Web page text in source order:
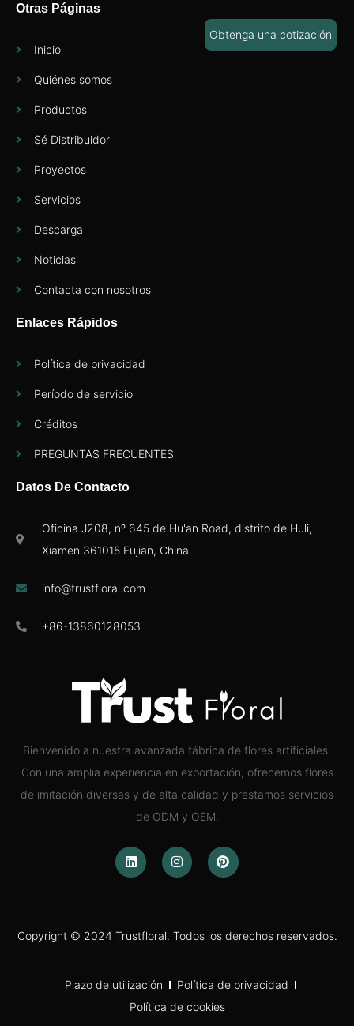
Bienvenido a nuestra avanzada fábrica de flores artificiales.
Con una amplia experiencia en exportación, ofrecemos flores
de imitación diversas y de alta calidad y prestamos servicios
de ODM y OEM.
Copyright © 2024 Trustfloral. Todos los derechos reservados.
Plazo de utilización
Política de privacidad
Política de cookies
Otras Páginas
Inicio
Quiénes somos
Productos
Sé Distribuidor
Proyectos
Servicios
Descarga
Noticias
Contacta con nosotros
Enlaces Rápidos
Política de privacidad
Período de servicio
Créditos
PREGUNTAS FRECUENTES
Datos De Contacto
Oficina J208, nº 645 de Hu'an Road, distrito de Huli,
Xiamen 361015 Fujian, China
info@trustfloral.com
+86-13860128053
Obtenga una cotización